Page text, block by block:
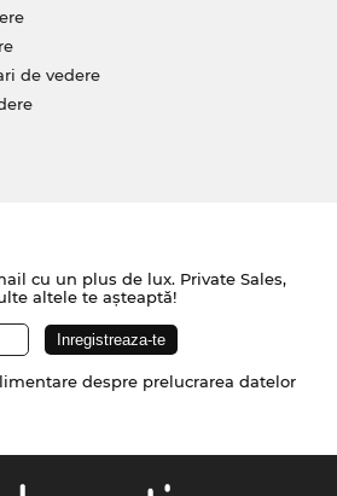
de vedere
cu un plus de lux. Private Sales,
altele te așteaptă!
despre prelucrarea datelor